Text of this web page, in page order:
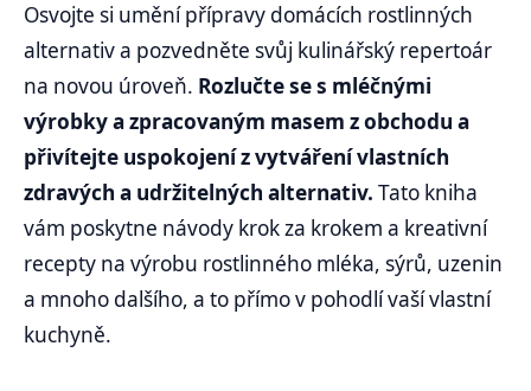
Osvojte si umění přípravy domácích rostlinných
alternativ a pozvedněte svůj kulinářský repertoár
na novou úroveň. Rozlučte se s mléčnými
výrobky a zpracovaným masem z obchodu a
přivítejte uspokojení z vytváření vlastních
zdravých a udržitelných alternativ. Tato kniha
vám poskytne návody krok za krokem a kreativní
recepty na výrobu rostlinného mléka, sýrů, uzenin
a mnoho dalšího, a to přímo v pohodlí vaší vlastní
kuchyně.